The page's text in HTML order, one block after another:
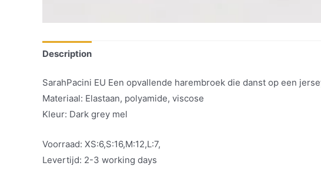
Description
SarahPacini EU Een opvallende harembroek die danst op een
Materiaal: Elastaan, polyamide, viscose
Kleur: Dark grey mel
Voorraad: XS:6,S:16,M:12,L:7,
Levertijd: 2-3 working days